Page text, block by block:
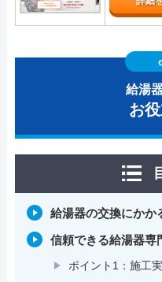
給湯
お
給湯器の交換にかか
信頼できる給湯器専
ポイント1：施工